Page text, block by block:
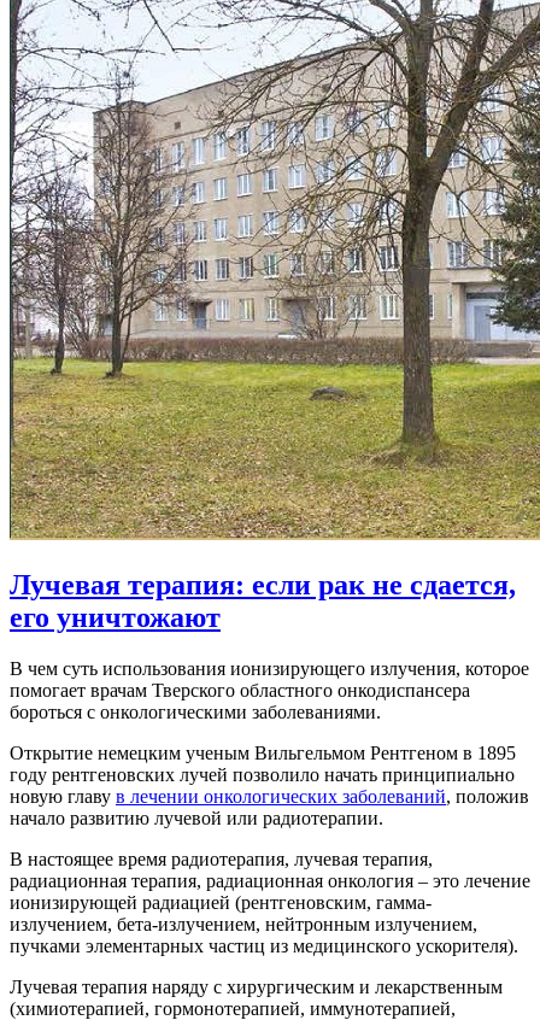
Лучевая терапия: если рак не сдается,
его уничтожают
В чем суть использования ионизирующего излучения, которое
помогает врачам Тверского областного онкодиспансера
бороться с онкологическими заболеваниями.
Открытие немецким ученым Вильгельмом Рентгеном в 1895
году рентгеновских лучей позволило начать принципиально
новую главу в лечении онкологических заболеваний, положив
начало развитию лучевой или радиотерапии.
В настоящее время радиотерапия, лучевая терапия,
радиационная терапия, радиационная онкология – это лечение
ионизирующей радиацией (рентгеновским, гамма-
излучением, бета-излучением, нейтронным излучением,
пучками элементарных частиц из медицинского ускорителя).
Лучевая терапия наряду с хирургическим и лекарственным
(химиотерапией, гормонотерапией, иммунотерапией,